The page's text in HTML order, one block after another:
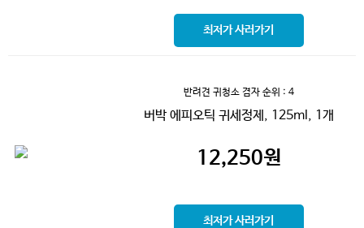
최저가 사러가기
반려견 귀청소 겸자 순위 : 4
버박 에피오틱 귀세정제, 125ml, 1개
12,250원
최저가 사러가기